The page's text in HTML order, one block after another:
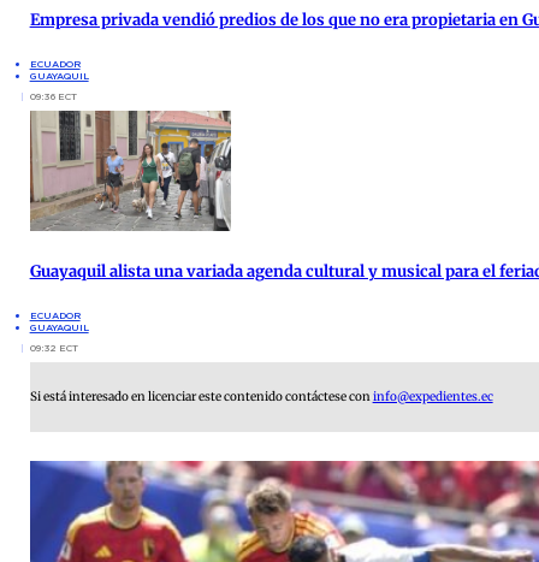
Empresa privada vendió predios de los que no era propietaria en
ECUADOR
GUAYAQUIL
09:36 ECT
Guayaquil alista una variada agenda cultural y musical para el
ECUADOR
GUAYAQUIL
09:32 ECT
Si está interesado en licenciar este contenido contáctese coninfo@expedientes.ec